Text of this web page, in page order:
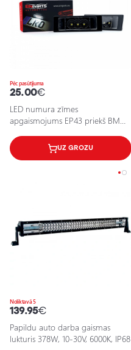
Pēc pasūtījuma
25.00€
LED numura zīmes
apgaismojums EP43 priekš BMW
UZ GROZU
Noliktavā 5
139.95€
Papildu auto darba gaismas
lukturis 378W, 10-30V, 6000K, IP68